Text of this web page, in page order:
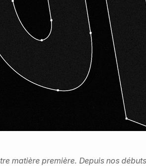
matière première. Depuis nos